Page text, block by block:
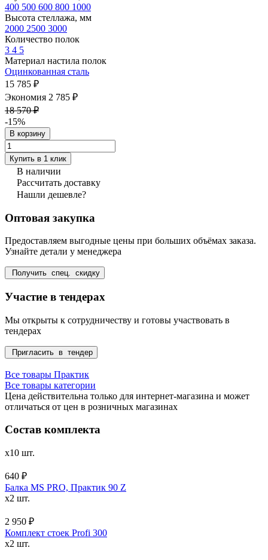
400 500 600 800 1000
Высота стеллажа, мм
2000 2500 3000
Количество полок
3 4 5
Материал настила полок
Оцинкованная сталь
15 785 ₽
Экономия 2 785 ₽
18 570 ₽
-15%
В корзину
Купить в 1 клик
В наличии
Рассчитать доставку
Нашли дешевле?
Оптовая закупка
Предоставляем выгодные цены при больших объёмах заказа.
Узнайте детали у менеджера
Получить спец. скидку
Участие в тендерах
Мы открыты к сотрудничеству и готовы участвовать в
тендерах
Пригласить в тендер
Все товары Практик
Все товары категории
Цена действительна только для интернет-магазина и может
отличаться от цен в розничных магазинах
Состав комплекта
x10 шт.
640 ₽
Балка MS PRO, Практик 90 Z
x2 шт.
2 950 ₽
Комплект стоек Profi 300
x2 шт.